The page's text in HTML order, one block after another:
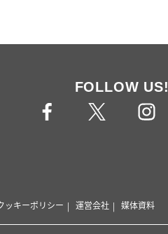
FOLLOW US!
ッキーポリシー 運営会社 媒体資料